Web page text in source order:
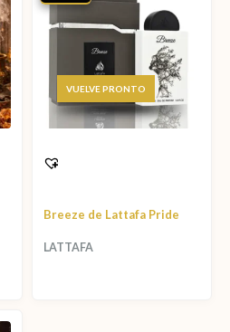
AGOTADO
Breeze de Lattafa Pride
LATTAFA